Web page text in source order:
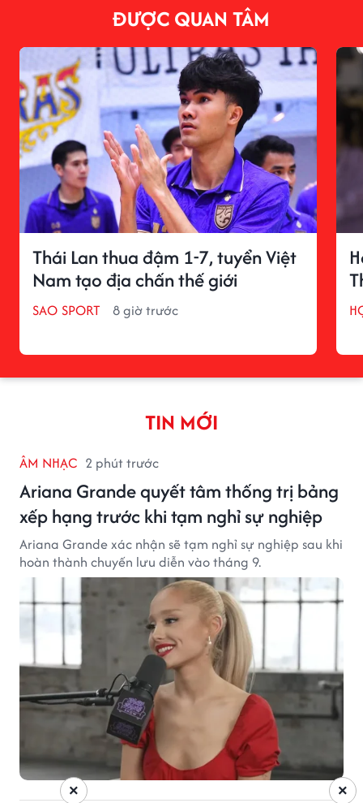
ĐƯỢC QUAN TÂM
Thái Lan thua đậm 1-7, tuyển Việt
Nam tạo địa chấn thế giới
SAO SPORT 8 giờ trước
TIN MỚI
ÂM NHẠC 2 phút trước
Ariana Grande quyết tâm thống trị bảng
xếp hạng trước khi tạm nghỉ sự nghiệp
Ariana Grande xác nhận sẽ tạm nghỉ sự nghiệp sau khi
hoàn thành chuyến lưu diễn vào tháng 9.
×
×